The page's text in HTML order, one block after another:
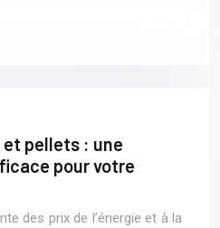
et pellets : une
pour votre
des prix de l’énergie et à la